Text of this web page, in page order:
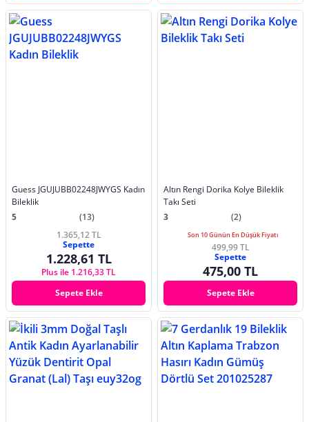
Guess JGUJUBB02248JWYGS Kadın
Bileklik
5
(13)
1.365,12 TL
Sepette
1.228,61 TL
Plus ile 1.216,33 TL
Sepete Ekle
Altın Rengi Dorika Kolye Bileklik
Takı Seti
3
(2)
Son 10 Günün En Düşük Fiyatı
499,99 TL
Sepette
475,00 TL
Sepete Ekle